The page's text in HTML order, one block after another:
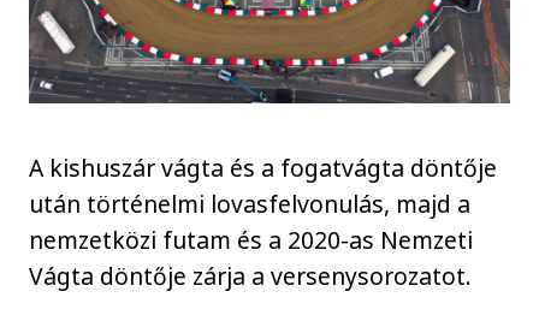
A kishuszár vágta és a fogatvágta döntője
után történelmi lovasfelvonulás, majd a
nemzetközi futam és a 2020-as Nemzeti
Vágta döntője zárja a versenysorozatot.